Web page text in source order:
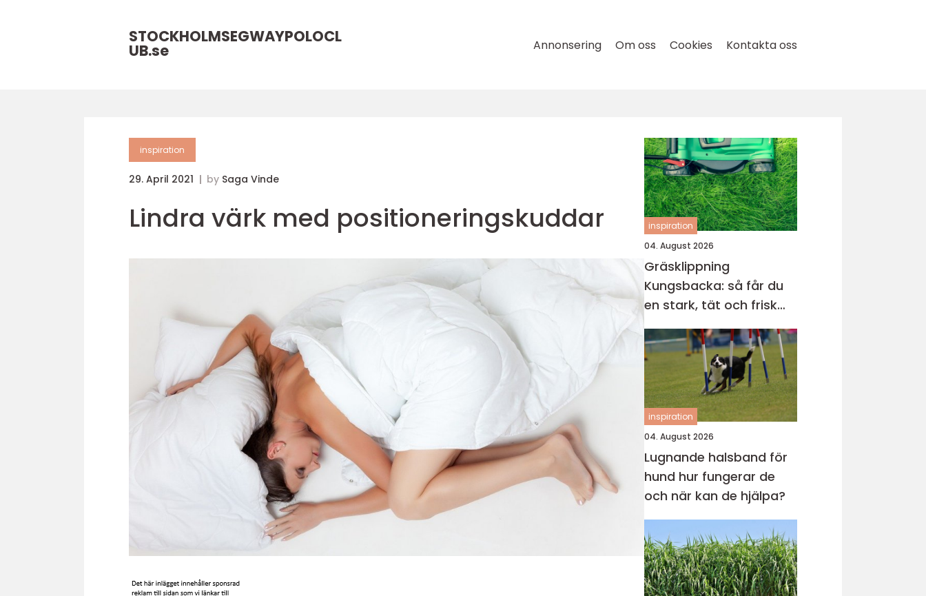
STOCKHOLMSEGWAYPOLOCL
UB.se Annonsering Om oss Cookies Kontakta oss
inspiration
29. April 2021 by Saga Vinde
Lindra värk med positioneringskuddar
inspiration
04. August 2026
Gräsklippning
Kungsbacka: så får du
en stark, tät och frisk
gräsmatta
inspiration
04. August 2026
Lugnande halsband för
hund hur fungerar de
och när kan de hjälpa?